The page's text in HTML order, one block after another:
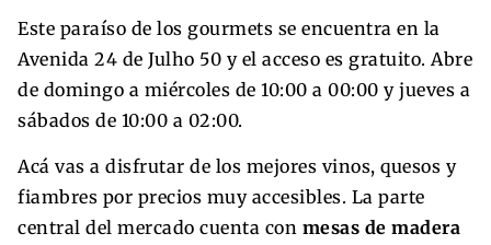
Este paraíso de los gourmets se encuentra en la
Avenida 24 de Julho 50 y el acceso es gratuito. Abre
de domingo a miércoles de 10:00 a 00:00 y jueves a
sábados de 10:00 a 02:00.
Acá vas a disfrutar de los mejores vinos, quesos y
fiambres por precios muy accesibles. La parte
central del mercado cuenta con mesas de madera